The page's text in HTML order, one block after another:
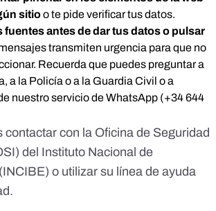
sitioo te pide verificar tus datos.
fuentes antes de dar tus datos o pulsar
transmiten urgencia para que no
Recuerda que puedes preguntar a
a la Policía o a la Guardia Civil o a
nuestro servicio de WhatsApp (+34 644
contactar con la Oficina de Seguridad
del Instituto Nacional de
(INCIBE) o utilizar su línea de ayuda
.